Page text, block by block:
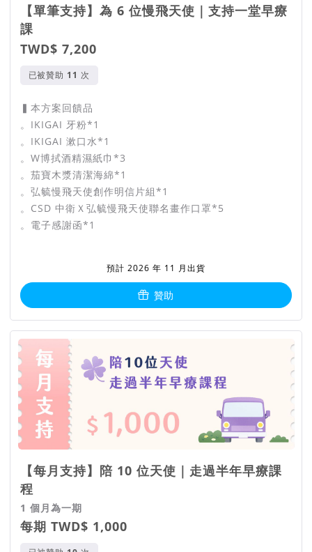
【單筆支持】為 6 位慢飛天使｜支持一堂早療
課
TWD$ 7,200
已被贊助 次
▍本方案回饋品
。IKIGAI 牙粉*1
。IKIGAI 漱口水*1
。W博拭酒精濕紙巾*3
。茄寶木漿清潔海綿*1
。弘毓慢飛天使創作明信片組*1
。CSD 中衛Ｘ弘毓慢飛天使聯名畫作口罩*5
。電子感謝函*1
預計 2026 年 11 月出貨
贊助
【每月支持】陪 10 位天使｜走過半年早療課
程
1 個月為一期
每期 TWD$ 1,000